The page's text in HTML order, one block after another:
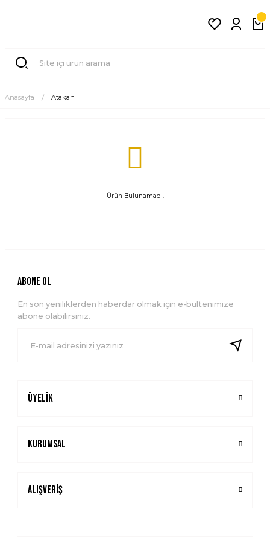
Anasayfa Atakan
Ürün Bulunamadı.
Üyelik
Kurumsal
Alışveriş
ABONE OL
En son yeniliklerden haberdar olmak için e-bültenimize
abone olabilirsiniz.